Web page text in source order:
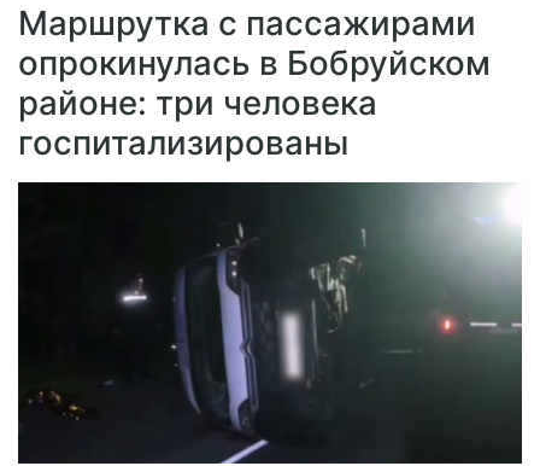
Маршрутка с пассажирами
опрокинулась в Бобруйском
районе: три человека
госпитализированы